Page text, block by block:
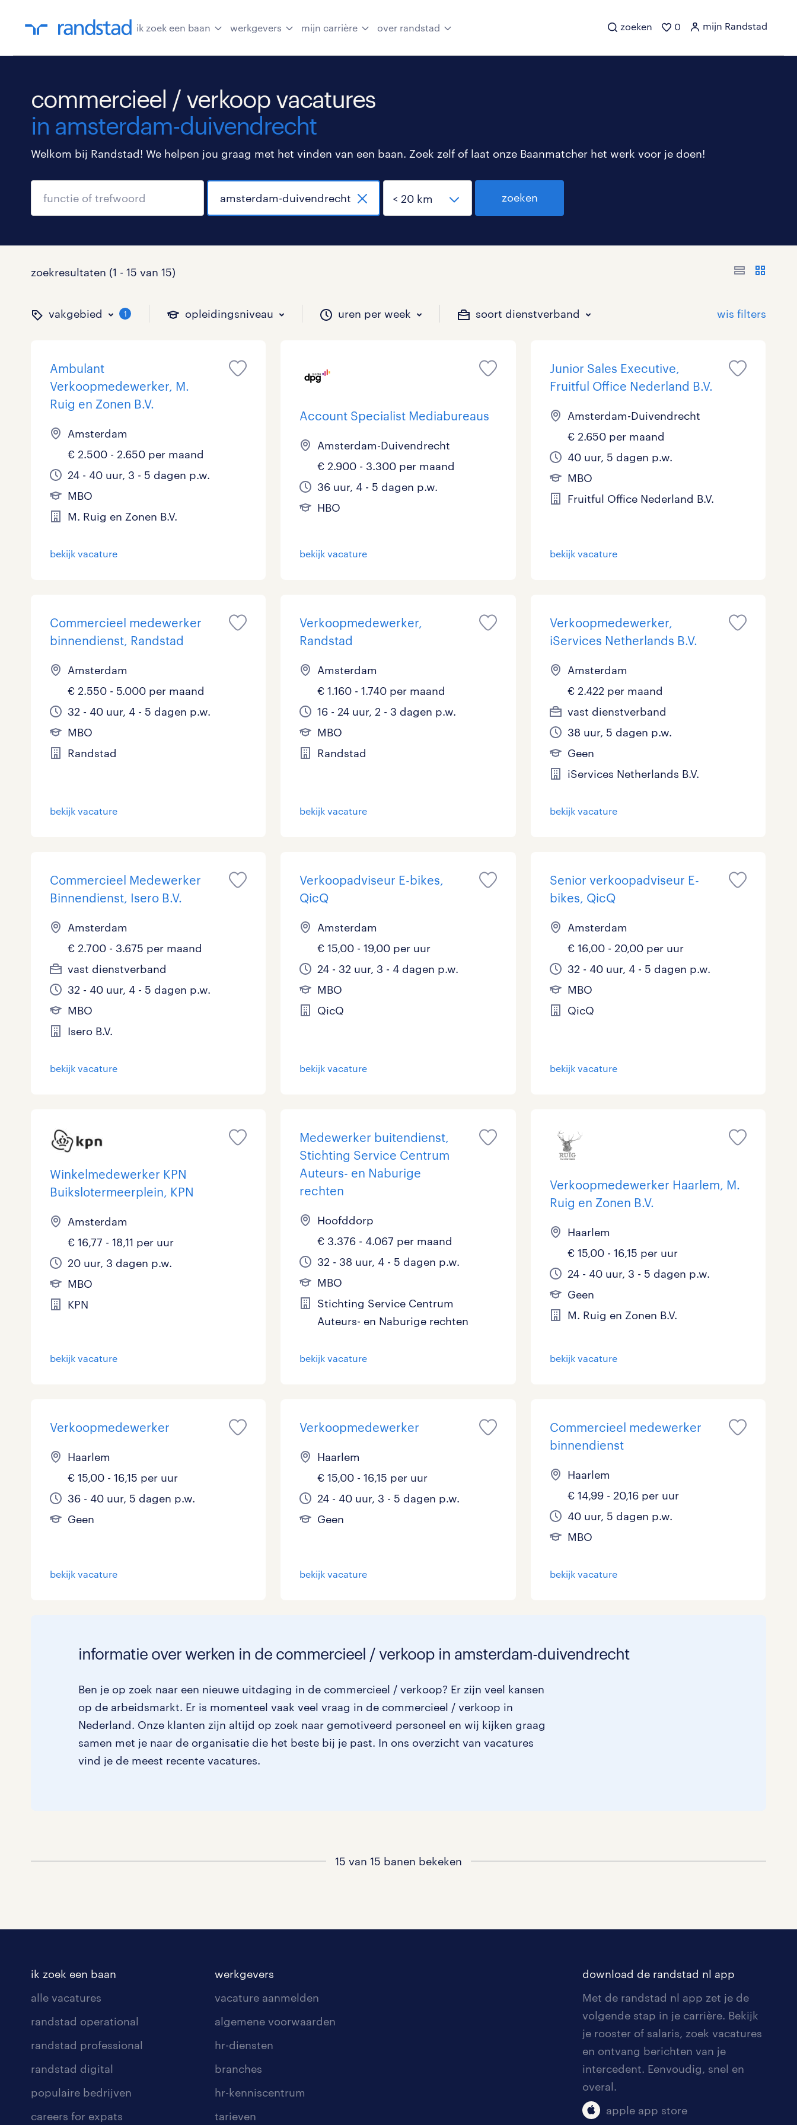
ik zoek een baan werkgevers mijn carrière over randstad zoeken 0 mijn Randstad
commercieel / verkoop vacatures
in amsterdam-duivendrecht
Welkom bij Randstad! We helpen jou graag met het vinden van een baan. Zoek zelf of laat onze Baanmatcher het werk voor je doen!
zoeken
zoekresultaten (1 - 15 van 15)
vakgebied 1 opleidingsniveau uren per week soort dienstverband
binnen welk vakgebied wil je werken?
Administratief
Callcenter / Contactcenter Chauffeurs Commercieel / Verkoop
Engineering Financieel Horeca / Catering
ICT
Management / Leidinggevend Marketing & Communicatie
Secretarieel Supply chain & procurement Techniek
toon 15 resultaten
op welk niveau zoek je vacatures?
Basisonderwijs HAVO/VWO 0
LBO, MAVO, VMBO 0 MBO 10
MBO, HAVO, VWO Master 0 Ondersteunend onderwijs 0
VMBO/MAVO 0
hoeveel uren per week wil je werken?
0 - 8 uur 17 - 24 uur 5
33 - 36 uur 2 37 - 40+ uur 3
toon 15 resultaten
welk soort dienstverband zou jij willen?
Detachering Tijdelijk met uitzicht op vast
toon 15 resultaten
Ambulant
Verkoopmedewerker, M.
Ruig en Zonen B.V.
Amsterdam
€ 2.500 - 2.650 per maand
24 - 40 uur, 3 - 5 dagen p.w.
MBO
M. Ruig en Zonen B.V.
bekijk vacature
Account Specialist Mediabureaus
Amsterdam-Duivendrecht
€ 2.900 - 3.300 per maand
36 uur, 4 - 5 dagen p.w.
HBO
bekijk vacature
Junior Sales Executive,
Fruitful Office Nederland B.V.
Amsterdam-Duivendrecht
€ 2.650 per maand
40 uur, 5 dagen p.w.
MBO
Fruitful Office Nederland B.V.
bekijk vacature
Commercieel medewerker
binnendienst, Randstad
Amsterdam
€ 2.550 - 5.000 per maand
32 - 40 uur, 4 - 5 dagen p.w.
MBO
Randstad
bekijk vacature
Verkoopmedewerker,
Randstad
Amsterdam
€ 1.160 - 1.740 per maand
16 - 24 uur, 2 - 3 dagen p.w.
MBO
Randstad
bekijk vacature
Verkoopmedewerker,
iServices Netherlands B.V.
Amsterdam
€ 2.422 per maand
vast dienstverband
38 uur, 5 dagen p.w.
Geen
iServices Netherlands B.V.
bekijk vacature
Commercieel Medewerker
Binnendienst, Isero B.V.
Amsterdam
€ 2.700 - 3.675 per maand
vast dienstverband
32 - 40 uur, 4 - 5 dagen p.w.
MBO
Isero B.V.
bekijk vacature
Verkoopadviseur E-bikes,
QicQ
Amsterdam
€ 15,00 - 19,00 per uur
24 - 32 uur, 3 - 4 dagen p.w.
MBO
QicQ
bekijk vacature
Senior verkoopadviseur E-
bikes, QicQ
Amsterdam
€ 16,00 - 20,00 per uur
32 - 40 uur, 4 - 5 dagen p.w.
MBO
QicQ
bekijk vacature
Winkelmedewerker KPN
Buikslotermeerplein, KPN
Amsterdam
€ 16,77 - 18,11 per uur
20 uur, 3 dagen p.w.
MBO
KPN
bekijk vacature
Medewerker buitendienst,
Stichting Service Centrum
Auteurs- en Naburige
rechten
Hoofddorp
€ 3.376 - 4.067 per maand
32 - 38 uur, 4 - 5 dagen p.w.
MBO
Stichting Service Centrum
Auteurs- en Naburige rechten
bekijk vacature
Verkoopmedewerker Haarlem, M.
Ruig en Zonen B.V.
Haarlem
€ 15,00 - 16,15 per uur
24 - 40 uur, 3 - 5 dagen p.w.
Geen
M. Ruig en Zonen B.V.
bekijk vacature
Verkoopmedewerker
Haarlem
€ 15,00 - 16,15 per uur
36 - 40 uur, 5 dagen p.w.
Geen
bekijk vacature
Verkoopmedewerker
Haarlem
€ 15,00 - 16,15 per uur
24 - 40 uur, 3 - 5 dagen p.w.
Geen
bekijk vacature
Commercieel medewerker
binnendienst
Haarlem
€ 14,99 - 20,16 per uur
40 uur, 5 dagen p.w.
MBO
bekijk vacature
informatie over werken in de commercieel / verkoop in amsterdam-duivendrecht
Ben je op zoek naar een nieuwe uitdaging in de commercieel / verkoop? Er zijn veel kansen
op de arbeidsmarkt. Er is momenteel vaak veel vraag in de commercieel / verkoop in
Nederland. Onze klanten zijn altijd op zoek naar gemotiveerd personeel en wij kijken graag
samen met je naar de organisatie die het beste bij je past. In ons overzicht van vacatures
vind je de meest recente vacatures.
15 van 15 banen bekeken
ik zoek een baan
alle vacatures
randstad operational
randstad professional
randstad digital
populaire bedrijven
careers for expats
werkgevers
vacature aanmelden
algemene voorwaarden
hr-diensten
branches
hr-kenniscentrum
tarieven
download de randstad nl app
Met de randstad nl app zet je de
volgende stap in je carrière. Bekijk
je rooster of salaris, zoek vacatures
en ontvang berichten van je
intercedent. Eenvoudig, snel en
overal.
apple app store